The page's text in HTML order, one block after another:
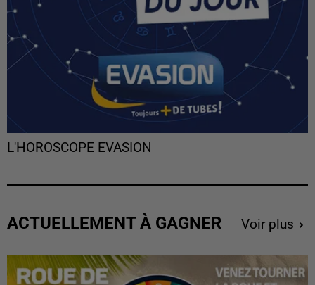
L'HOROSCOPE EVASION
ACTUELLEMENT À GAGNER Voir plus